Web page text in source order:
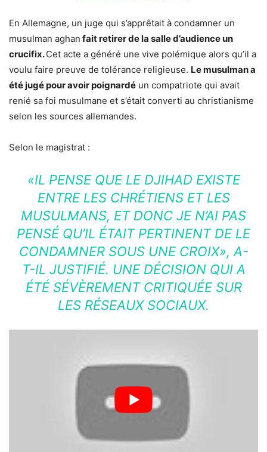
En Allemagne, un juge qui s’apprêtait à condamner un
musulman aghan fait retirer de la salle d’audience un
crucifix.Cet acte a généré une vive polémique alors qu’il a
voulu faire preuve de tolérance religieuse. Le musulman a
été jugé pour avoir poignardé un compatriote qui avait
renié sa foi musulmane et s’était converti au christianisme
selon les sources allemandes.
Selon le magistrat :
«IL PENSE QUE LE DJIHAD EXISTE
ENTRE LES CHRÉTIENS ET LES
MUSULMANS, ET DONC JE N’AI PAS
PENSÉ QU’IL ÉTAIT PERTINENT DE LE
CONDAMNER SOUS UNE CROIX», A-
T-IL JUSTIFIÉ. UNE DÉCISION QUI A
ÉTÉ SÉVÈREMENT CRITIQUÉE SUR
LES RÉSEAUX SOCIAUX.